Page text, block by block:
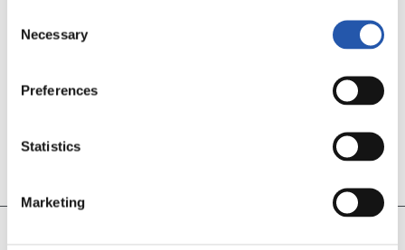
Selection
Necessary
Preferences
Statistics
Marketing